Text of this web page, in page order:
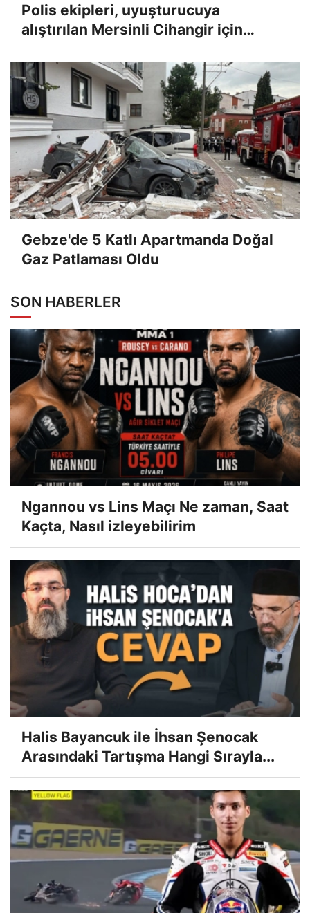
Polis ekipleri, uyuşturucuya
alıştırılan Mersinli Cihangir için
Gebze'de 5 Katlı Apartmanda Doğal
Gaz Patlaması Oldu
SON HABERLER
Ngannou vs Lins Maçı Ne zaman, Saat
Kaçta, Nasıl izleyebilirim
Halis Bayancuk ile İhsan Şenocak
Arasındaki Tartışma Hangi Sırayla...